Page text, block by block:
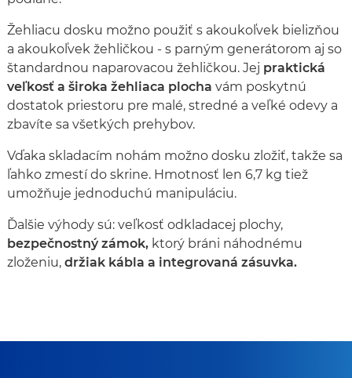
Žehliacu dosku možno použiť s akoukoľvek bielizňou
a akoukoľvek žehličkou - s parným generátorom aj so
štandardnou naparovacou žehličkou. Jej praktická
veľkosť a široka žehliaca plocha vám poskytnú
dostatok priestoru pre malé, stredné a veľké odevy a
zbavíte sa všetkých prehybov.
Vďaka skladacím nohám možno dosku zložiť, takže sa
ľahko zmestí do skrine. Hmotnosť len 6,7 kg tiež
umožňuje jednoduchú manipuláciu.
Ďalšie výhody sú: veľkosť odkladacej plochy,
bezpečnostný zámok, ktorý bráni náhodnému
zloženiu, držiak kábla a integrovaná zásuvka.